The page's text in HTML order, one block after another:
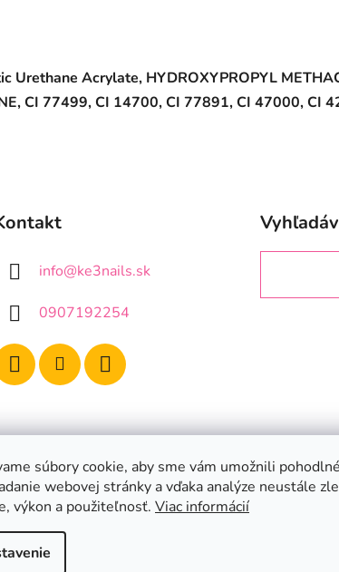
súbory cookie, aby sme vám umožnili pohodlné
webovej stránky a vďaka analýze neustále
výkon a použiteľnosť. Viac informácií
Acrylate, HYDROXYPROPYL
CI 77499, CI 14700, CI 77891, CI 47000, CI
info@ke3nails.sk
0907192254